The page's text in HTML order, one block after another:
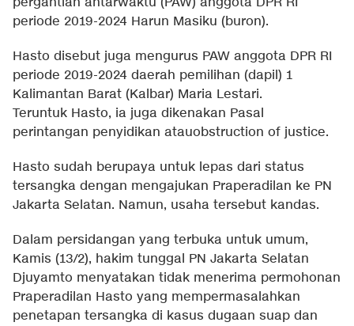
periode 2019-2024 Harun Masiku (buron).
Hasto disebut juga mengurus PAW anggota DPR RI
periode 2019-2024 daerah pemilihan (dapil) 1
Kalimantan Barat (Kalbar) Maria Lestari.
Teruntuk Hasto, ia juga dikenakan Pasal
perintangan penyidikan atauobstruction of justice.
Hasto sudah berupaya untuk lepas dari status
tersangka dengan mengajukan Praperadilan ke PN
Jakarta Selatan. Namun, usaha tersebut kandas.
Dalam persidangan yang terbuka untuk umum,
Kamis (13/2), hakim tunggal PN Jakarta Selatan
Djuyamto menyatakan tidak menerima permohonan
Praperadilan Hasto yang mempermasalahkan
penetapan tersangka di kasus dugaan suap dan